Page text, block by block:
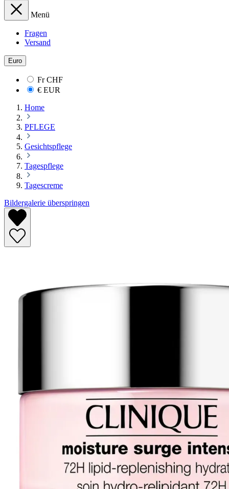
Menü
Fragen
Versand
Euro
FrCHF
€ EUR
Home
PFLEGE
Gesichtspflege
Tagespflege
Tagescreme
Bildergalerie überspringen